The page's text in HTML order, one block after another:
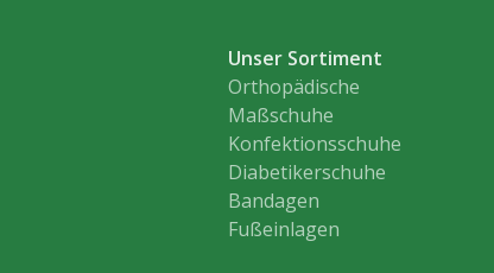
Unser Sortiment
Orthopädische
Maßschuhe
Konfektionsschuhe
Diabetikerschuhe
Bandagen
Fußeinlagen